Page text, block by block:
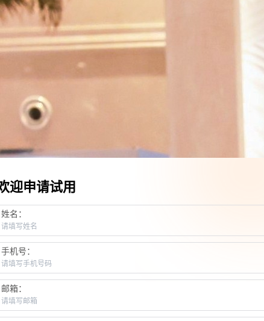
迎申请试用
姓名：
手机号：
邮箱：